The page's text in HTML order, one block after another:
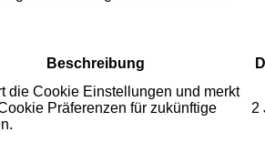
Beschreibung
die Cookie Einstellungen und merkt
Präferenzen für zukünftige
2